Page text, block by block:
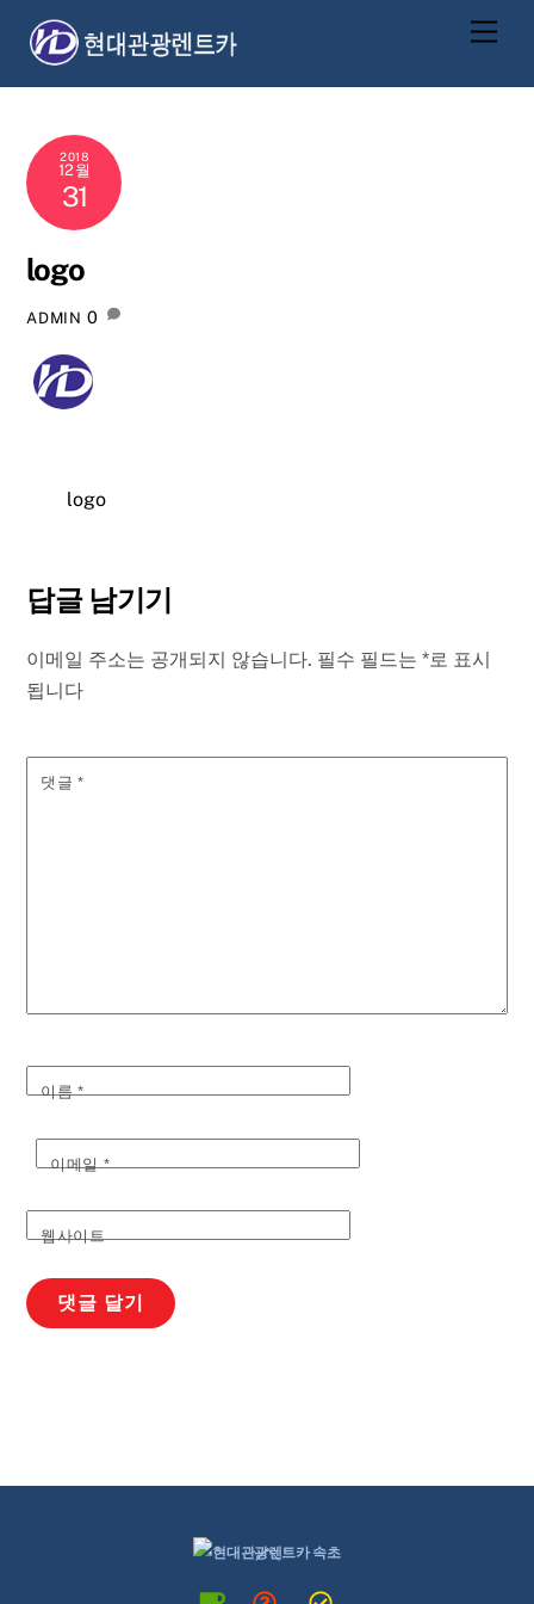
2018
12월
31
logo
ADMIN 0
logo
답글 남기기
이메일 주소는 공개되지 않습니다. 필수 필드는*로 표시
됩니다
댓글 *
이름*
이메일*
웹사이트
Back